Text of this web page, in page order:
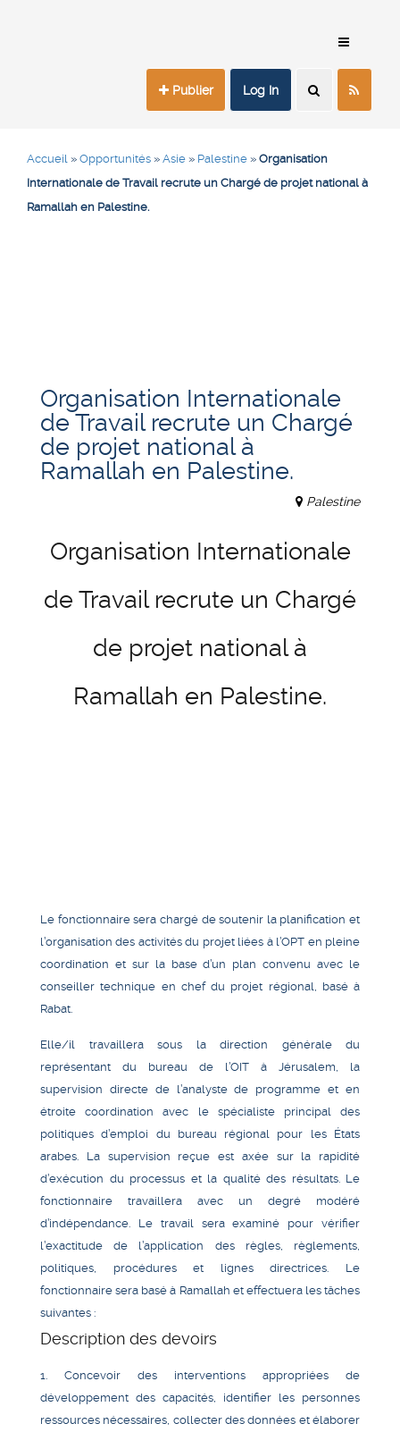
Publier Log In
Accueil » Opportunités » Asie » Palestine » Organisation
Internationale de Travail recrute un Chargé de projet national à
Ramallah en Palestine.
Organisation Internationale
de Travail recrute un Chargé
de projet national à
Ramallah en Palestine.
Palestine
Organisation Internationale
de Travail recrute un Chargé
de projet national à
Ramallah en Palestine.
Le fonctionnaire sera chargé de soutenir la planification et
l’organisation des activités du projet liées à l’OPT en pleine
coordination et sur la base d’un plan convenu avec le
conseiller technique en chef du projet régional, basé à
Rabat.
Elle/il travaillera sous la direction générale du
représentant du bureau de l’OIT à Jérusalem, la
supervision directe de l’analyste de programme et en
étroite coordination avec le spécialiste principal des
politiques d’emploi du bureau régional pour les États
arabes. La supervision reçue est axée sur la rapidité
d’exécution du processus et la qualité des résultats. Le
fonctionnaire travaillera avec un degré modéré
d’indépendance. Le travail sera examiné pour vérifier
l’exactitude de l’application des règles, règlements,
politiques, procédures et lignes directrices. Le
fonctionnaire sera basé à Ramallah et effectuera les tâches
suivantes :
Description des devoirs
1. Concevoir des interventions appropriées de
développement des capacités, identifier les personnes
ressources nécessaires, collecter des données et élaborer